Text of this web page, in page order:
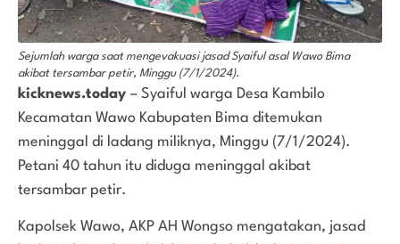
Sejumlah warga saat mengevakuasi jasad Syaiful asal Wawo Bima
akibat tersambar petir, Minggu (7/1/2024).
kicknews.today – Syaiful warga Desa Kambilo
Kecamatan Wawo Kabupaten Bima ditemukan
meninggal di ladang miliknya, Minggu (7/1/2024).
Petani 40 tahun itu diduga meninggal akibat
tersambar petir.
Kapolsek Wawo, AKP AH Wongso mengatakan, jasad